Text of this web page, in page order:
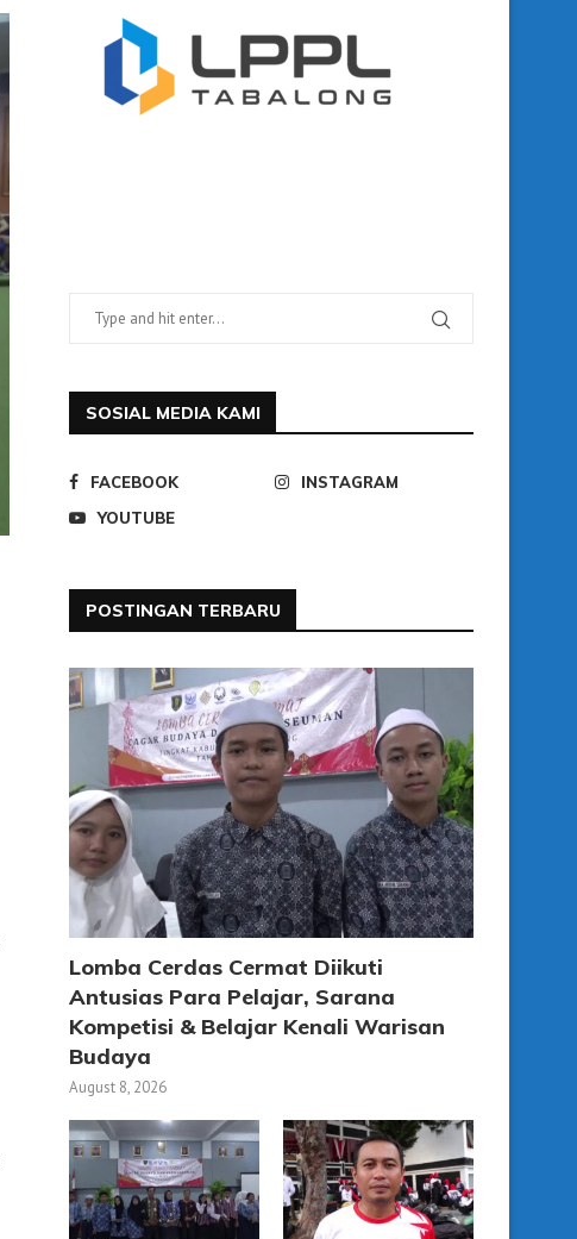
SOSIAL MEDIA KAMI
FACEBOOK
INSTAGRAM
YOUTUBE
POSTINGAN TERBARU
Lomba Cerdas Cermat Diikuti
Antusias Para Pelajar, Sarana
Kompetisi & Belajar Kenali Warisan
Budaya
August 8, 2026